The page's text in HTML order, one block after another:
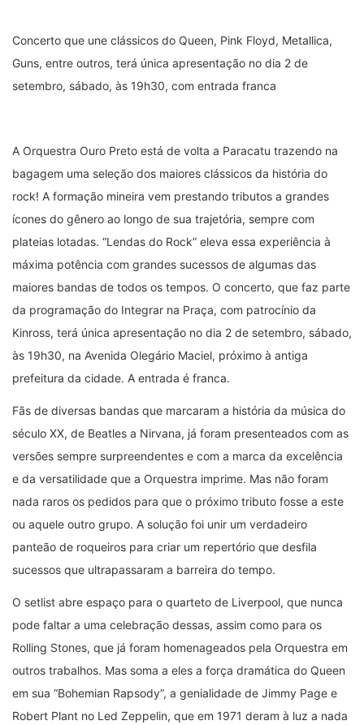
Concerto que une clássicos do Queen, Pink Floyd, Metallica,
Guns, entre outros, terá única apresentação no dia 2 de
setembro, sábado, às 19h30, com entrada franca
A Orquestra Ouro Preto está de volta a Paracatu trazendo na
bagagem uma seleção dos maiores clássicos da história do
rock! A formação mineira vem prestando tributos a grandes
ícones do gênero ao longo de sua trajetória, sempre com
plateias lotadas. “Lendas do Rock” eleva essa experiência à
máxima potência com grandes sucessos de algumas das
maiores bandas de todos os tempos. O concerto, que faz parte
da programação do Integrar na Praça, com patrocínio da
Kinross, terá única apresentação no dia 2 de setembro, sábado,
às 19h30, na Avenida Olegário Maciel, próximo à antiga
prefeitura da cidade. A entrada é franca.
Fãs de diversas bandas que marcaram a história da música do
século XX, de Beatles a Nirvana, já foram presenteados com as
versões sempre surpreendentes e com a marca da excelência
e da versatilidade que a Orquestra imprime. Mas não foram
nada raros os pedidos para que o próximo tributo fosse a este
ou aquele outro grupo. A solução foi unir um verdadeiro
panteão de roqueiros para criar um repertório que desfila
sucessos que ultrapassaram a barreira do tempo.
O setlist abre espaço para o quarteto de Liverpool, que nunca
pode faltar a uma celebração dessas, assim como para os
Rolling Stones, que já foram homenageados pela Orquestra em
outros trabalhos. Mas soma a eles a força dramática do Queen
em sua “Bohemian Rapsody”, a genialidade de Jimmy Page e
Robert Plant no Led Zeppelin, que em 1971 deram à luz a nada